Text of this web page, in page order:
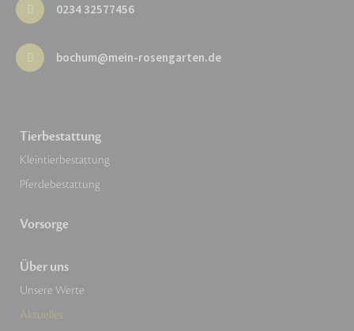
0234 32577456
bochum@mein-rosengarten.de
Tierbestattung
Kleintierbestattung
Pferdebestattung
Vorsorge
Über uns
Unsere Werte
Aktuelles